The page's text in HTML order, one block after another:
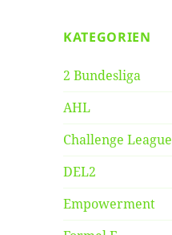
KATEGORIEN
2 Bundesliga
AHL
Challenge League
DEL2
Empowerment